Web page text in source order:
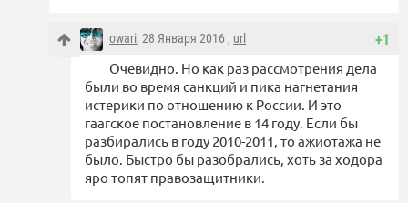
+1
owari, 28 Января 2016 , url
Очевидно. Но как раз рассмотрения дела
были во время санкций и пика нагнетания
истерики по отношению к России. И это
гаагское постановление в 14 году. Если бы
разбирались в году 2010-2011, то ажиотажа не
было. Быстро бы разобрались, хоть за ходора
яро топят правозащитники.